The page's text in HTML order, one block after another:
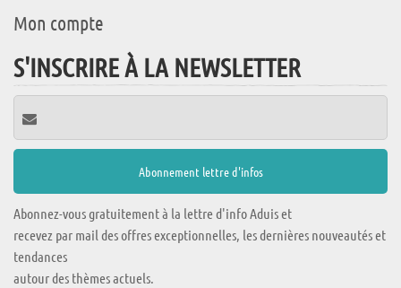
Mon compte
S'INSCRIRE À LA NEWSLETTER
Abonnez-vous gratuitement à la lettre d'info Aduis et
recevez par mail des offres exceptionnelles, les dernières nouveautés et
tendances
autour des thèmes actuels.